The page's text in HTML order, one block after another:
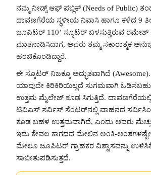
ನಮ್ಮ ನೀಡ್ಸ್ ಆಫ್ ಪಬ್ಲಿಕ್ (Needs of Public)
ದಾವಣಗೆರೆಯ ಸ್ಥಳೀಯ ನಿವಾಸಿ ಹಾಗೂ ಕಳೆದ 9
ಜೂಪಿಟರ್ 110’ ಸ್ಕೂಟರ್ ಬಳಸುತ್ತಿರುವ ರಮೇಶ್
ಮಾತನಾಡಿಸಿದಾಗ, ಅವರು ತಮ್ಮ ಸಕಾರಾತ್ಮಕ
ಹಂಚಿಕೊಂಡಿದ್ದಾರೆ.
ಈ ಸ್ಕೂಟರ್ ನಿಜಕ್ಕೂ ಅದ್ಭುತವಾಗಿದೆ
ಯಾವುದೇ ಕಿರಿಕಿರಿಯಿಲ್ಲದೆ ಸುಗಮವಾಗಿ
ಉತ್ತಮ ಮೈಲೇಜ್ ಕೂಡ ಸಿಗುತ್ತಿದೆ.
ಟಿವಿಎಸ್ ಸರ್ವಿಸ್ ಸೆಂಟರ್‌ನಲ್ಲಿ ವಾಹನದ
ಕೂಡ ಬಹಳ ಉತ್ತಮವಾಗಿದೆ, ಎಂದು ಅವರು ಮೆಚ್ಚುಗೆ
ಇದು ಕೇವಲ ಕಾಗದದ ಮೇಲಿನ ಅಂಕಿ-ಅಂಶಗಳಷ್ಟೇ
ಮೇಲೂ ಜೂಪಿಟರ್ ಗ್ರಾಹಕರ ವಿಶ್ವಾಸವನ್ನು
ಸಾಬೀತುಪಡಿಸುತ್ತದೆ.